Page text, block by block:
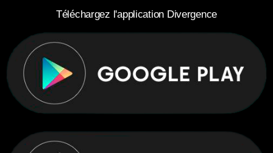
Téléchargez l'application Divergence